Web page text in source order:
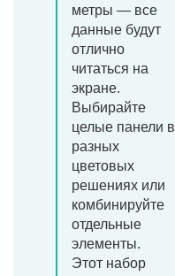
метры — все
данные будут
отлично
читаться на
экране.
Выбирайте
целые панели в
разных
цветовых
решениях или
комбинируйте
отдельные
элементы.
Этот набор